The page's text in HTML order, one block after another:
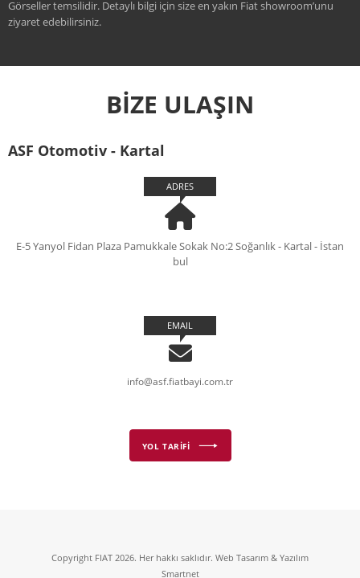
Görseller temsilidir. Detaylı bilgi için size en yakın Fiat showroom’unu
ziyaret edebilirsiniz.
BİZE ULAŞIN
ASF Otomotiv - Kartal
ADRES
E-5 Yanyol Fidan Plaza Pamukkale Sokak No:2 Soğanlık - Kartal - İstan
bul
EMAIL
info@asf.fiatbayi.com.tr
YOL TARİFİ
Copyright FIAT 2026. Her hakkı saklıdır. Web Tasarım & Yazılım
Smartnet